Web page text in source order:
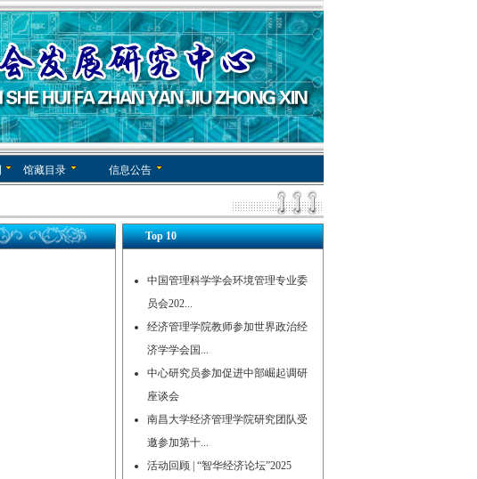
馆藏目录 信息公告
Top 10
中国管理科学学会环境管理专业委
员会202...
经济管理学院教师参加世界政治经
济学学会国...
中心研究员参加促进中部崛起调研
座谈会
南昌大学经济管理学院研究团队受
邀参加第十...
活动回顾 | “智华经济论坛”2025